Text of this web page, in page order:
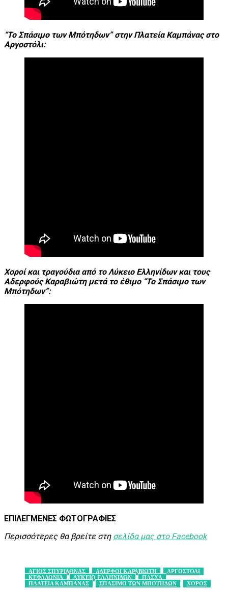
“Το Σπάσιμο των Μπότηδων” στην Πλατεία Καμπάνας στο
Αργοστόλι:
Χοροί και τραγούδια από το Λύκειο Ελληνίδων και τους
Αδερφούς Καραβιώτη μετά το έθιμο “Το Σπάσιμο των
Μπότηδων”:
ΕΠΙΛΕΓΜΕΝΕΣ ΦΩΤΟΓΡΑΦΙΕΣ
Περισσότερες θα βρείτε στη σελίδα μας στο Facebook
ΑΓΙΟΣ ΣΠΥΡΙΔΩΝΑΣ ΑΔΕΡΦΟΙ ΚΑΡΑΒΙΩΤΗ
ΑΡΓΟΣΤΟΛΙ
ΚΕΦΑΛΟΝΙΑ
ΛΥΚΕΙΟ ΕΛΛΗΝΙΔΩΝ
ΠΑΣΧΑ
ΠΛΑΤΕΙΑ ΚΑΜΠΑΝΑΣ
ΣΠΑΣΙΜΟ ΤΩΝ ΜΠΟΤΗΔΩΝ ΧΟΡΟΣ